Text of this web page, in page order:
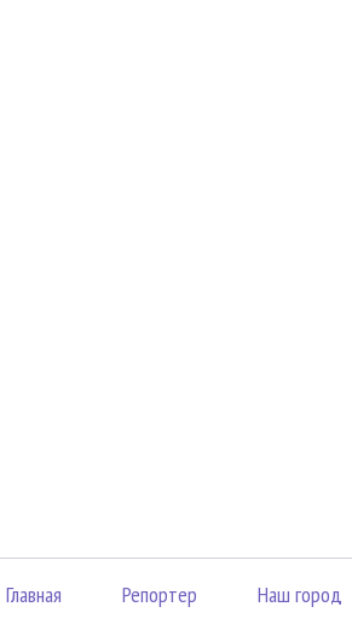
Главная Репортер Наш город